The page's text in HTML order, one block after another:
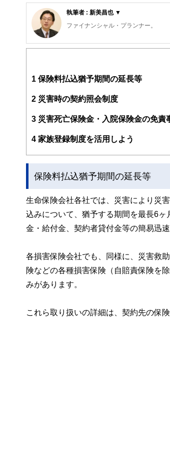
執筆者 : 新美昌也 ▼
ファイナンシャル・プランナー。
ライフプラン・キャッシュフロー分
入院・介護のお金」（技術評論社）が
1 保険料払込猶予期間の延長等
2 災害時の契約照会制度
3 災害死亡保険金・入院保険金の免責
4 家族登録制度を活用しよう
保険料払込猶予期間の延長等
生命保険会社各社では、災害により災
込みについて、猶予する期間を最長6
金・給付金、契約者貸付金等の簡易迅
各損害保険会社でも、同様に、災害救
険などの各種損害保険（自賠責保険を
みがあります。
これら取り扱いの詳細は、契約先の保